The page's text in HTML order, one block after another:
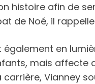
histoire afin de
de Noé, il
en
mais affecte
carrière, Vianney